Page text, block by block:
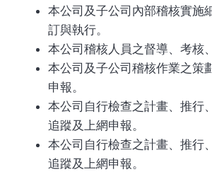
本公司及子公司內部稽核實施
訂與執行。
本公司稽核人員之督導、考核
本公司及子公司稽核作業之策
申報。
本公司自行檢查之計畫、推行
追蹤及上網申報。
本公司自行檢查之計畫、推行
追蹤及上網申報。